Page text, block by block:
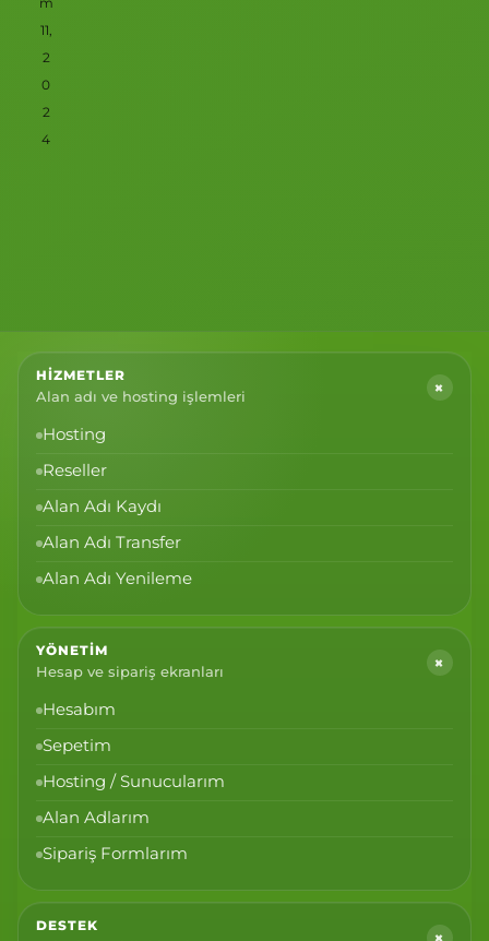
11,
2
0
2
4
HIZMETLER
Alan adı ve hosting işlemleri
+
Hosting
Reseller
Alan Adı Kaydı
Alan Adı Transfer
Alan Adı Yenileme
YÖNETIM
Hesap ve sipariş ekranları
+
Hesabım
Sepetim
Hosting / Sunucularım
Alan Adlarım
Sipariş Formlarım
DESTEK